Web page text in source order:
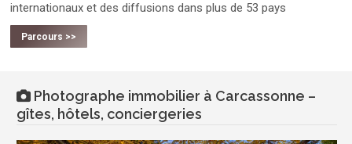
internationaux et des diffusions dans plus de 53 pays
Parcours >>
Photographe immobilier à Carcassonne –
gîtes, hôtels, conciergeries